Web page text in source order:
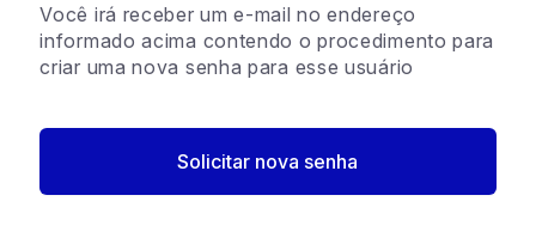
Você irá receber um e-mail no endereço
informado acima contendo o procedimento para
criar uma nova senha para esse usuário
Solicitar nova senha